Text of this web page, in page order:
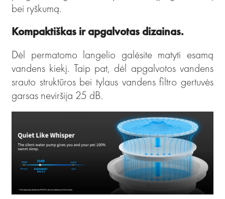
bei ryškumą.
Kompaktiškas ir apgalvotas dizainas.
Dėl permatomo langelio galėsite matyti esamą
vandens kiekį. Taip pat, dėl apgalvotos vandens
srauto struktūros bei tylaus vandens filtro gertuvės
garsas neviršija 25 dB.